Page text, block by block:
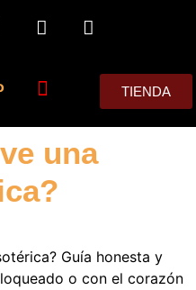
TIENDA
una
Guía honesta y
o con el corazón